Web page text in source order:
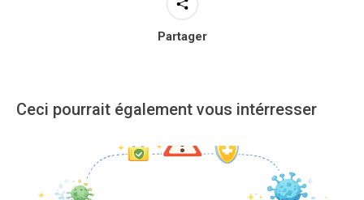
Partager
Ceci pourrait également vous intérresser